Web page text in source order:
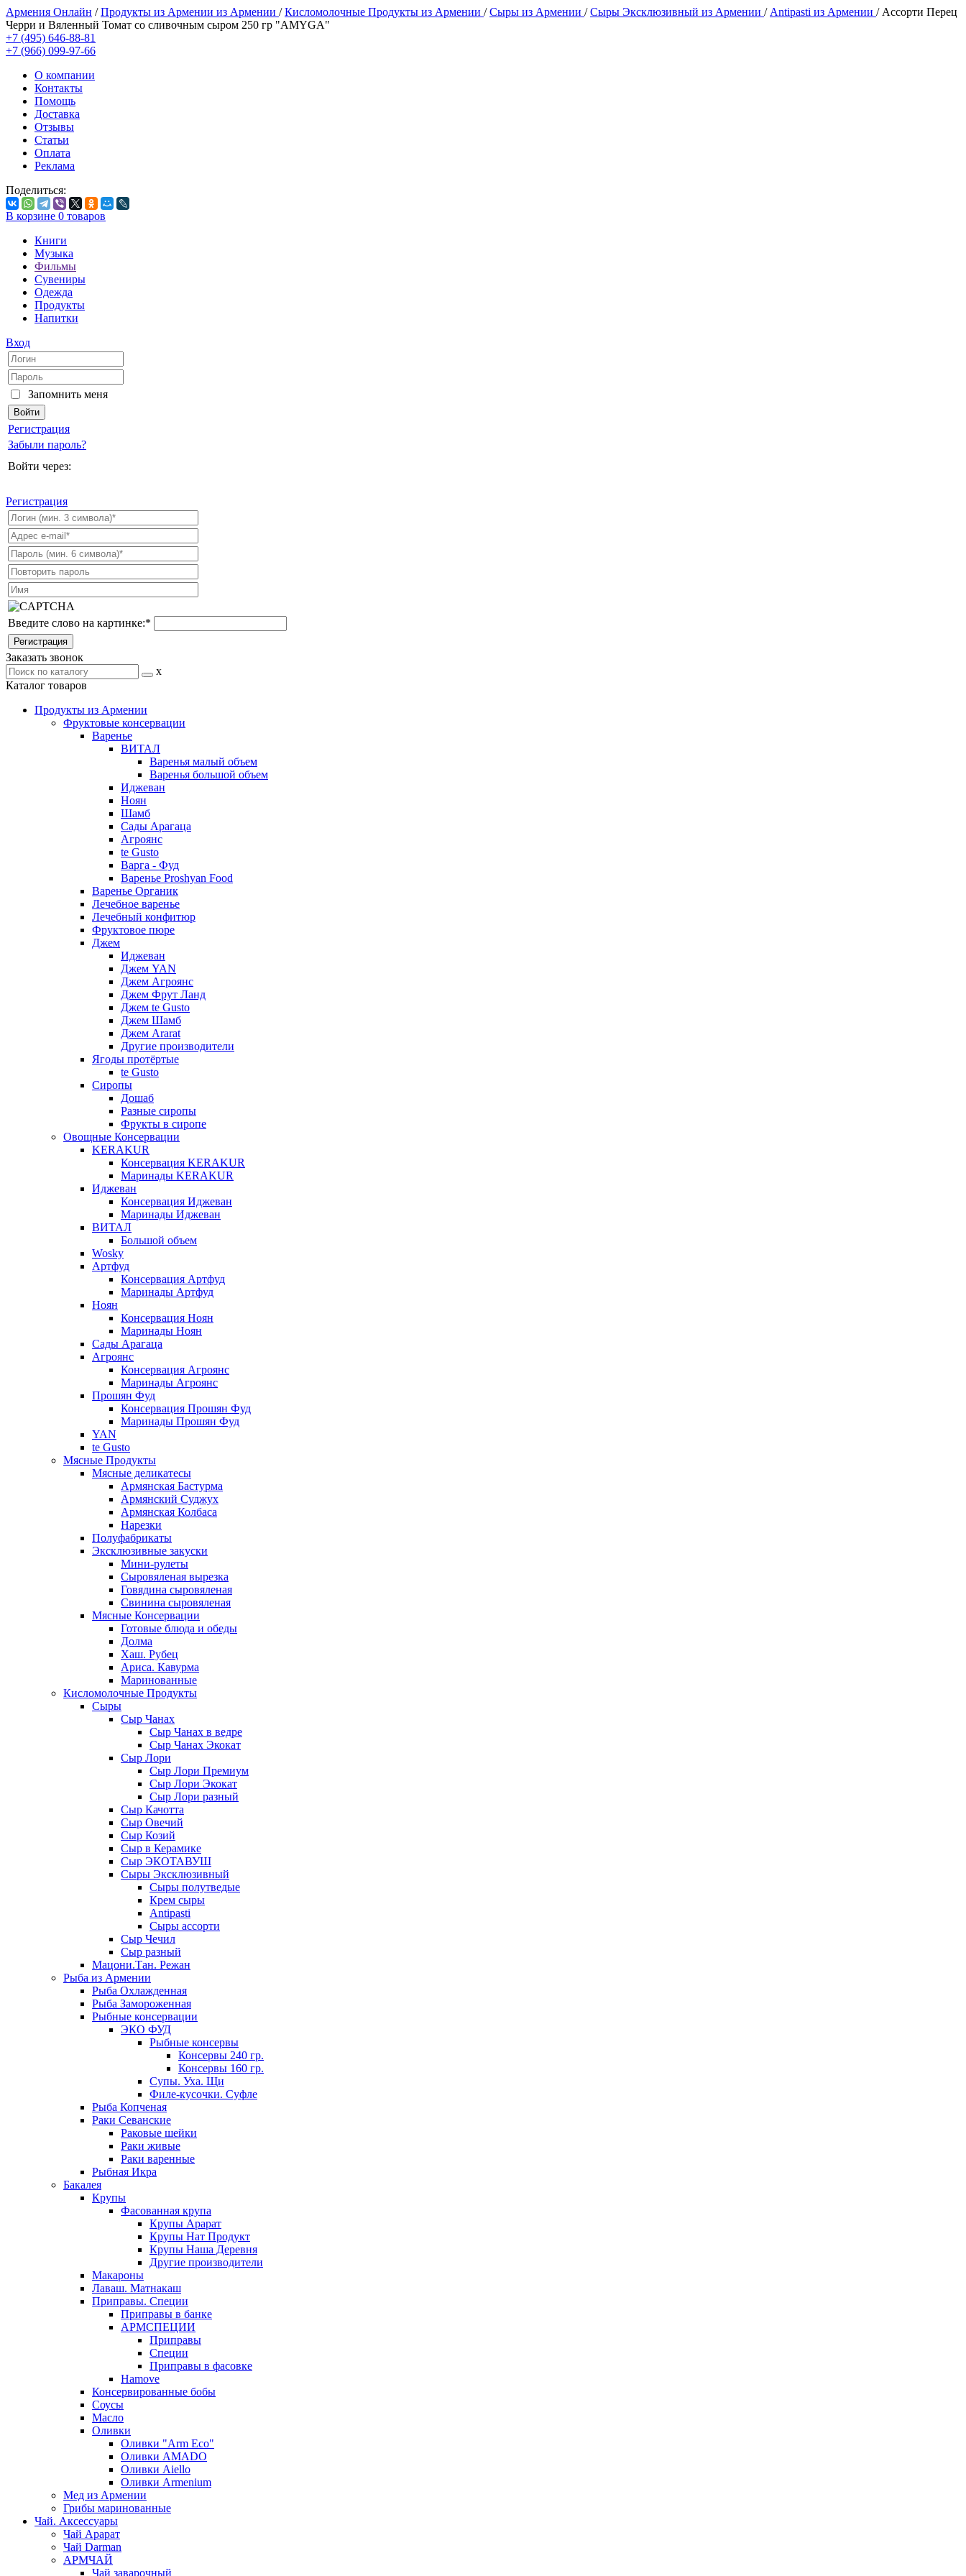
Армения Онлайн /Продукты из Армении из Армении /Кисломолочные Продукты из Армении /Сыры из Армении /Сыры Эксклюзивный из Армении / Antipasti из Армении / Ассорти Перец
Черри и Вяленный Томат со сливочным сыром 250 гр "AMYGA"
+7 (495) 646-88-81
+7 (966) 099-97-66
О компании
Контакты
Помощь
Доставка
Отзывы
Статьи
Оплата
Реклама
Поделиться:
В корзине 0 товаров
Книги
Музыка
Фильмы
Сувениры
Одежда
Продукты
Напитки
Вход
Запомнить меня
Регистрация
Забыли пароль?
Войти через:
Регистрация
Введите слово на картинке:*
Заказать звонок
x
Каталог товаров
Продукты из Армении
Фруктовые консервации
Варенье
ВИТАЛ
Варенья малый объем
Варенья большой объем
Иджеван
Ноян
Шамб
Сады Арагаца
Агроянс
te Gusto
Варга - Фуд
Варенье Proshyan Food
Варенье Органик
Лечебное варенье
Лечебный конфитюр
Фруктовое пюре
Джем
Иджеван
Джем YAN
Джем Агроянс
Джем Фрут Ланд
Джем te Gusto
Джем Шамб
Джем Ararat
Другие производители
Ягоды протёртые
te Gusto
Сиропы
Дошаб
Разные сиропы
Фрукты в сиропе
Овощные Консервации
KERAKUR
Консервация KERAKUR
Маринады KERAKUR
Иджеван
Консервация Иджеван
Маринады Иджеван
ВИТАЛ
Большой объем
Wosky
Артфуд
Консервация Артфуд
Маринады Артфуд
Ноян
Консервация Ноян
Маринады Ноян
Сады Арагаца
Агроянс
Консервация Агроянс
Маринады Агроянс
Прошян Фуд
Консервация Прошян Фуд
Маринады Прошян Фуд
YAN
te Gusto
Мясные Продукты
Мясные деликатесы
Армянская Бастурма
Армянский Суджух
Армянская Колбаса
Нарезки
Полуфабрикаты
Эксклюзивные закуски
Мини-рулеты
Сыровяленая вырезка
Говядина сыровяленая
Свинина сыровяленая
Мясные Консервации
Готовые блюда и обеды
Долма
Хаш. Рубец
Ариса. Кавурма
Маринованные
Кисломолочные Продукты
Сыры
Сыр Чанах
Сыр Чанах в ведре
Сыр Чанах Экокат
Сыр Лори
Сыр Лори Премиум
Сыр Лори Экокат
Сыр Лори разный
Сыр Качотта
Сыр Овечий
Сыр Козий
Сыр в Керамике
Сыр ЭКОТАВУШ
Сыры Эксклюзивный
Сыры полутведые
Крем сыры
Antipasti
Сыры ассорти
Сыр Чечил
Сыр разный
Мацони.Тан. Режан
Рыба из Армении
Рыба Охлажденная
Рыба Замороженная
Рыбные консервации
ЭКО ФУД
Рыбные консервы
Консервы 240 гр.
Консервы 160 гр.
Супы. Уха. Щи
Филе-кусочки. Суфле
Рыба Копченая
Раки Севанские
Раковые шейки
Раки живые
Раки варенные
Рыбная Икра
Бакалея
Крупы
Фасованная крупа
Крупы Арарат
Крупы Нат Продукт
Крупы Наша Деревня
Другие производители
Макароны
Лаваш. Матнакаш
Приправы. Специи
Приправы в банке
АРМСПЕЦИИ
Приправы
Специи
Приправы в фасовке
Hamove
Консервированные бобы
Соусы
Масло
Оливки
Оливки "Arm Eco"
Оливки AMADO
Оливки Aiello
Оливки Armenium
Мед из Армении
Грибы маринованные
Чай. Аксессуары
Чай Арарат
Чай Darman
АРМЧАЙ
Чай заварочный